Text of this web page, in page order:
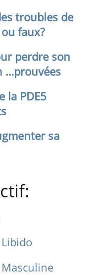
troubles de
faux?
perdre son
…prouvées
la PDE5
sa
Masculine